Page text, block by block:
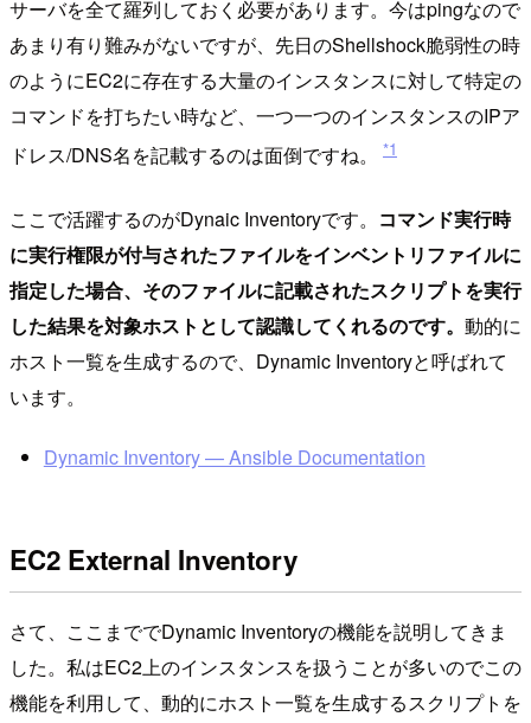
サーバを全て羅列しておく必要があります。今はpingなので
あまり有り難みがないですが、先日のShellshock脆弱性の時
のようにEC2に存在する大量のインスタンスに対して特定の
コマンドを打ちたい時など、一つ一つのインスタンスのIPア
ドレス/DNS名を記載するのは面倒ですね。
*1
ここで活躍するのがDynaic Inventoryです。 コマンド実行時
に実行権限が付与されたファイルをインベントリファイルに
指定した場合、そのファイルに記載されたスクリプトを実行
した結果を対象ホストとして認識してくれるのです。 動的に
ホスト一覧を生成するので、Dynamic Inventoryと呼ばれて
います。
Dynamic Inventory — Ansible Documentation
EC2 External Inventory
さて、ここまででDynamic Inventoryの機能を説明してきま
した。私はEC2上のインスタンスを扱うことが多いのでこの
機能を利用して、動的にホスト一覧を生成するスクリプトを